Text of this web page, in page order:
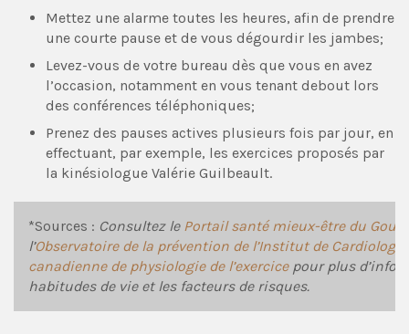
Mettez une alarme toutes les heures, afin de prendre
une courte pause et de vous dégourdir les jambes;
Levez-vous de votre bureau dès que vous en avez
l’occasion, notamment en vous tenant debout lors
des conférences téléphoniques;
Prenez des pauses actives plusieurs fois par jour, en
effectuant, par exemple, les exercices proposés par
la kinésiologue Valérie Guilbeault.
*Sources : Consultez le Portail santé mieux-être du
l’Observatoire de la prévention de l’Institut de
canadienne de physiologie de l’exercicepour plus
habitudes de vie et les facteurs de risques.